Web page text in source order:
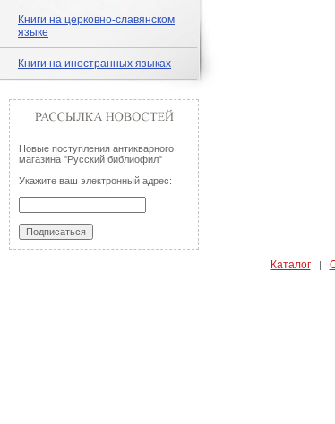
Книги на церковно-славянском
языке
Книги на иностранных языках
Новые поступления антикварного
магазина "Русский библиофил"
Укажите ваш электронный адрес:
Каталог|